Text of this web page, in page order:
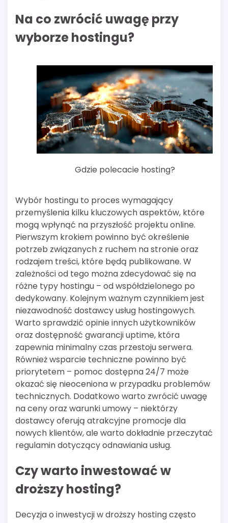
Na co zwrócić uwagę przy
wyborze hostingu?
Gdzie polecacie hosting?
Wybór hostingu to proces wymagający
przemyślenia kilku kluczowych aspektów, które
mogą wpłynąć na przyszłość projektu online.
Pierwszym krokiem powinno być określenie
potrzeb związanych z ruchem na stronie oraz
rodzajem treści, które będą publikowane. W
zależności od tego można zdecydować się na
różne typy hostingu – od współdzielonego po
dedykowany. Kolejnym ważnym czynnikiem jest
niezawodność dostawcy usług hostingowych.
Warto sprawdzić opinie innych użytkowników
oraz dostępność gwarancji uptime, która
zapewnia minimalny czas przestoju serwera.
Również wsparcie techniczne powinno być
priorytetem – pomoc dostępna 24/7 może
okazać się nieoceniona w przypadku problemów
technicznych. Dodatkowo warto zwrócić uwagę
na ceny oraz warunki umowy – niektórzy
dostawcy oferują atrakcyjne promocje dla
nowych klientów, ale warto dokładnie przeczytać
regulamin dotyczący odnawiania usług.
Czy warto inwestować w
droższy hosting?
Decyzja o inwestycji w droższy hosting często